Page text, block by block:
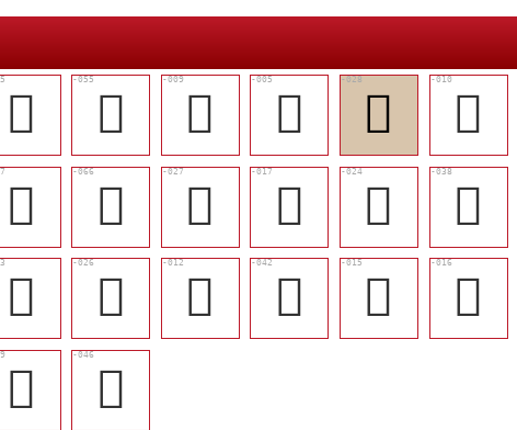
󲄂 󲃸 󲃚 󲃗 󲃧 󲃛
󲄄 󲃿 󲃦 󲃟 󲃣 󲃰
𢝑 󲃥 󲃜 󲃲 󲃝 󲃞
󲃺 󲃶